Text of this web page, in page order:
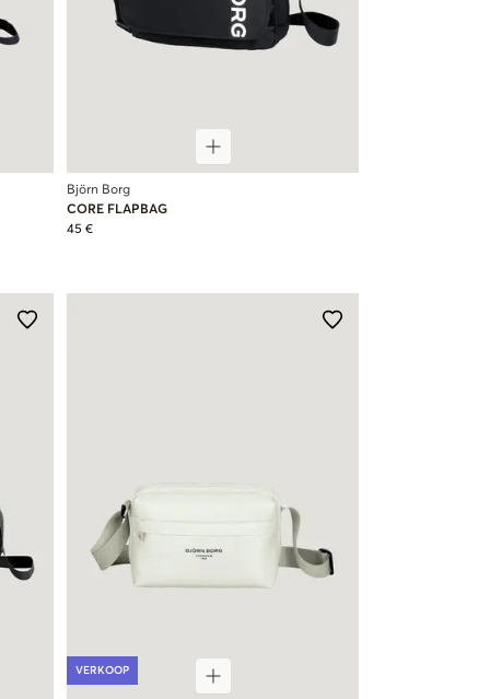
Björn Borg
CORE FLAPBAG
45 €
VERKOOP